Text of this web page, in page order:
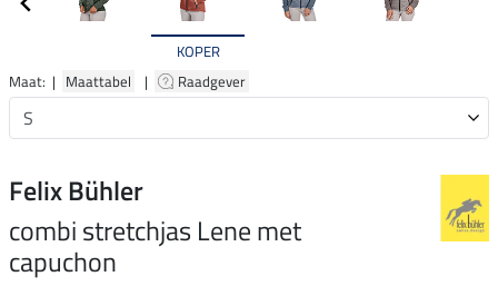
KOPER
Maat: | Maattabel | Raadgever
Felix Bühler
combi stretchjas Lene met
capuchon